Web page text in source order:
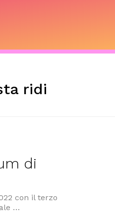
ridi
di
con il terzo
…